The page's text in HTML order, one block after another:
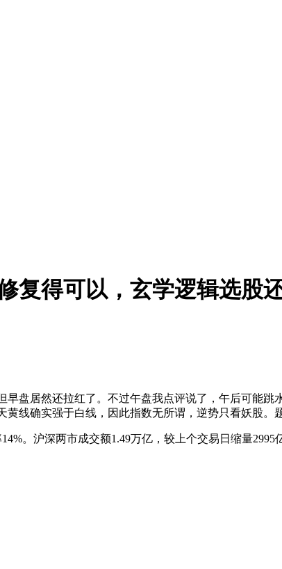
复得可以，玄学逻辑选股
早盘居然还拉红了。不过午盘我点评说了，午后可能
线确实强于白线，因此指数无所谓，逆势只看妖股。
。沪深两市成交额1.49万亿，较上个交易日缩量2995